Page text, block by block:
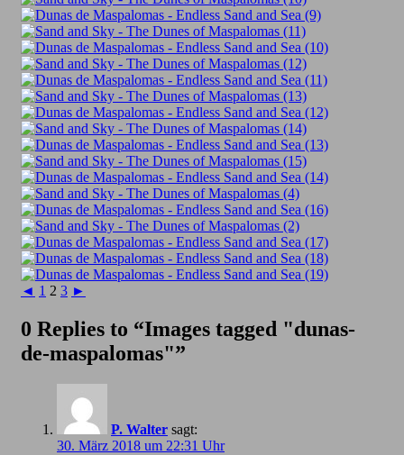
◄ 1 2 3 ►
0 Replies to “Images tagged "dunas-
de-maspalomas"”
P. Walter sagt:
30. März 2018 um 22:31 Uhr